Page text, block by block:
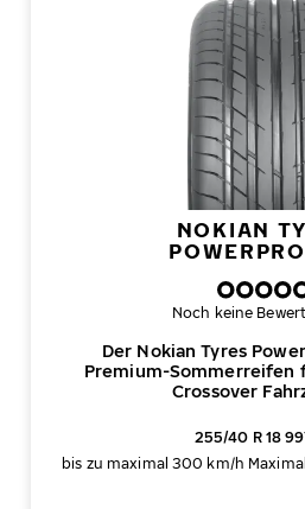
NOKIAN
Der Nokian Tyres
Premium-Sommerreifen
Crossover
Noch keine
255/40 R 18
bis zu maximal 300 km/h